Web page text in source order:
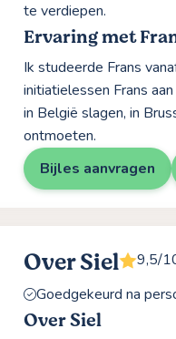
te verdiepen.
Ervaring met
Ik studeerde Frans
initiatielessen Frans
in België slagen, in
ontmoeten.
Bijles aanvragen
Over Siel 9,5/
Goedgekeurd na
Over Siel